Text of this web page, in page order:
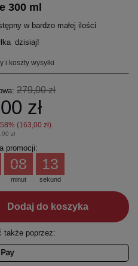
300 ml
w bardzo małej ilości
dzisiaj!
i koszty wysyłki
279,00 zł
zł
58% (163,00 zł).
zł
promocji:
minut
08
sekund
12
Dodaj do koszyka
także poprzez: